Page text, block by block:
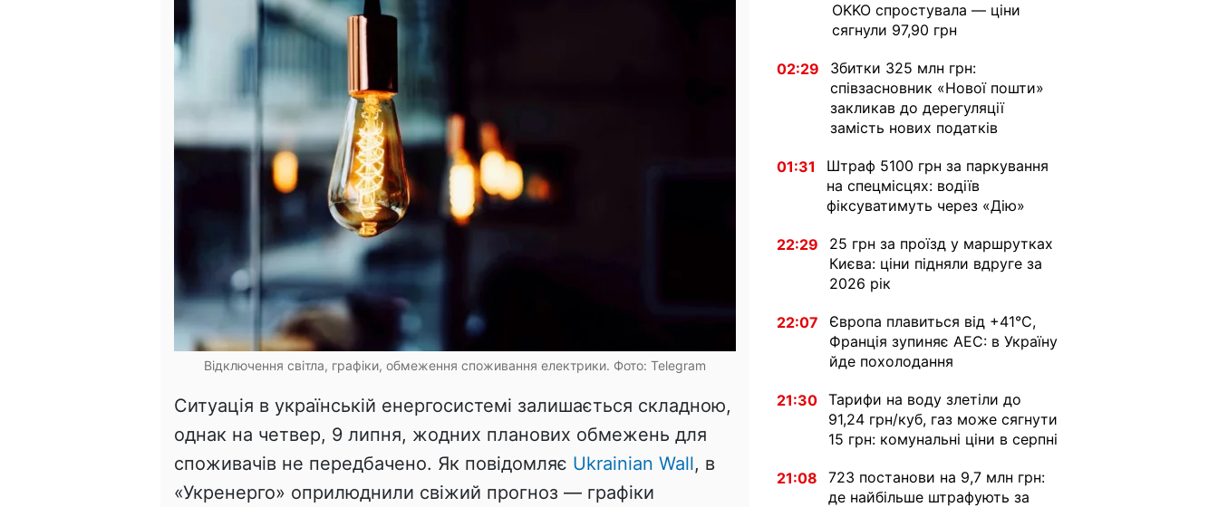
Відключення світла, графіки, обмеження споживання електрики. Фото: Telegram
Ситуація в українській енергосистемі залишається складною,
однак на четвер, 9 липня, жодних планових обмежень для
споживачів не передбачено. Як повідомляє Ukrainian Wall, в
«Укренерго» оприлюднили свіжий прогноз — графіки
OKKO спростувала — ціни
сягнули 97,90 грн
02:29
Збитки 325 млн грн:
співзасновник «Нової пошти»
закликав до дерегуляції
замість нових податків
01:31
Штраф 5100 грн за паркування
на спецмісцях: водіїв
фіксуватимуть через «Дію»
22:29
25 грн за проїзд у маршрутках
Києва: ціни підняли вдруге за
2026 рік
22:07
Європа плавиться від +41°C,
Франція зупиняє АЕС: в Україну
йде похолодання
21:30 Тарифи на воду злетіли до
91,24 грн/куб, газ може сягнути
15 грн: комунальні ціни в серпні
21:08
723 постанови на 9,7 млн грн:
де найбільше штрафують за